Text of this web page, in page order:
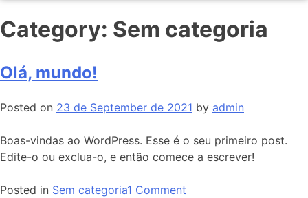
Category: Sem categoria
Olá, mundo!
Posted on 23 de September de 2021 by admin
Boas-vindas ao WordPress. Esse é o seu primeiro post.
Edite-o ou exclua-o, e então comece a escrever!
Posted in Sem categoria1 Comment